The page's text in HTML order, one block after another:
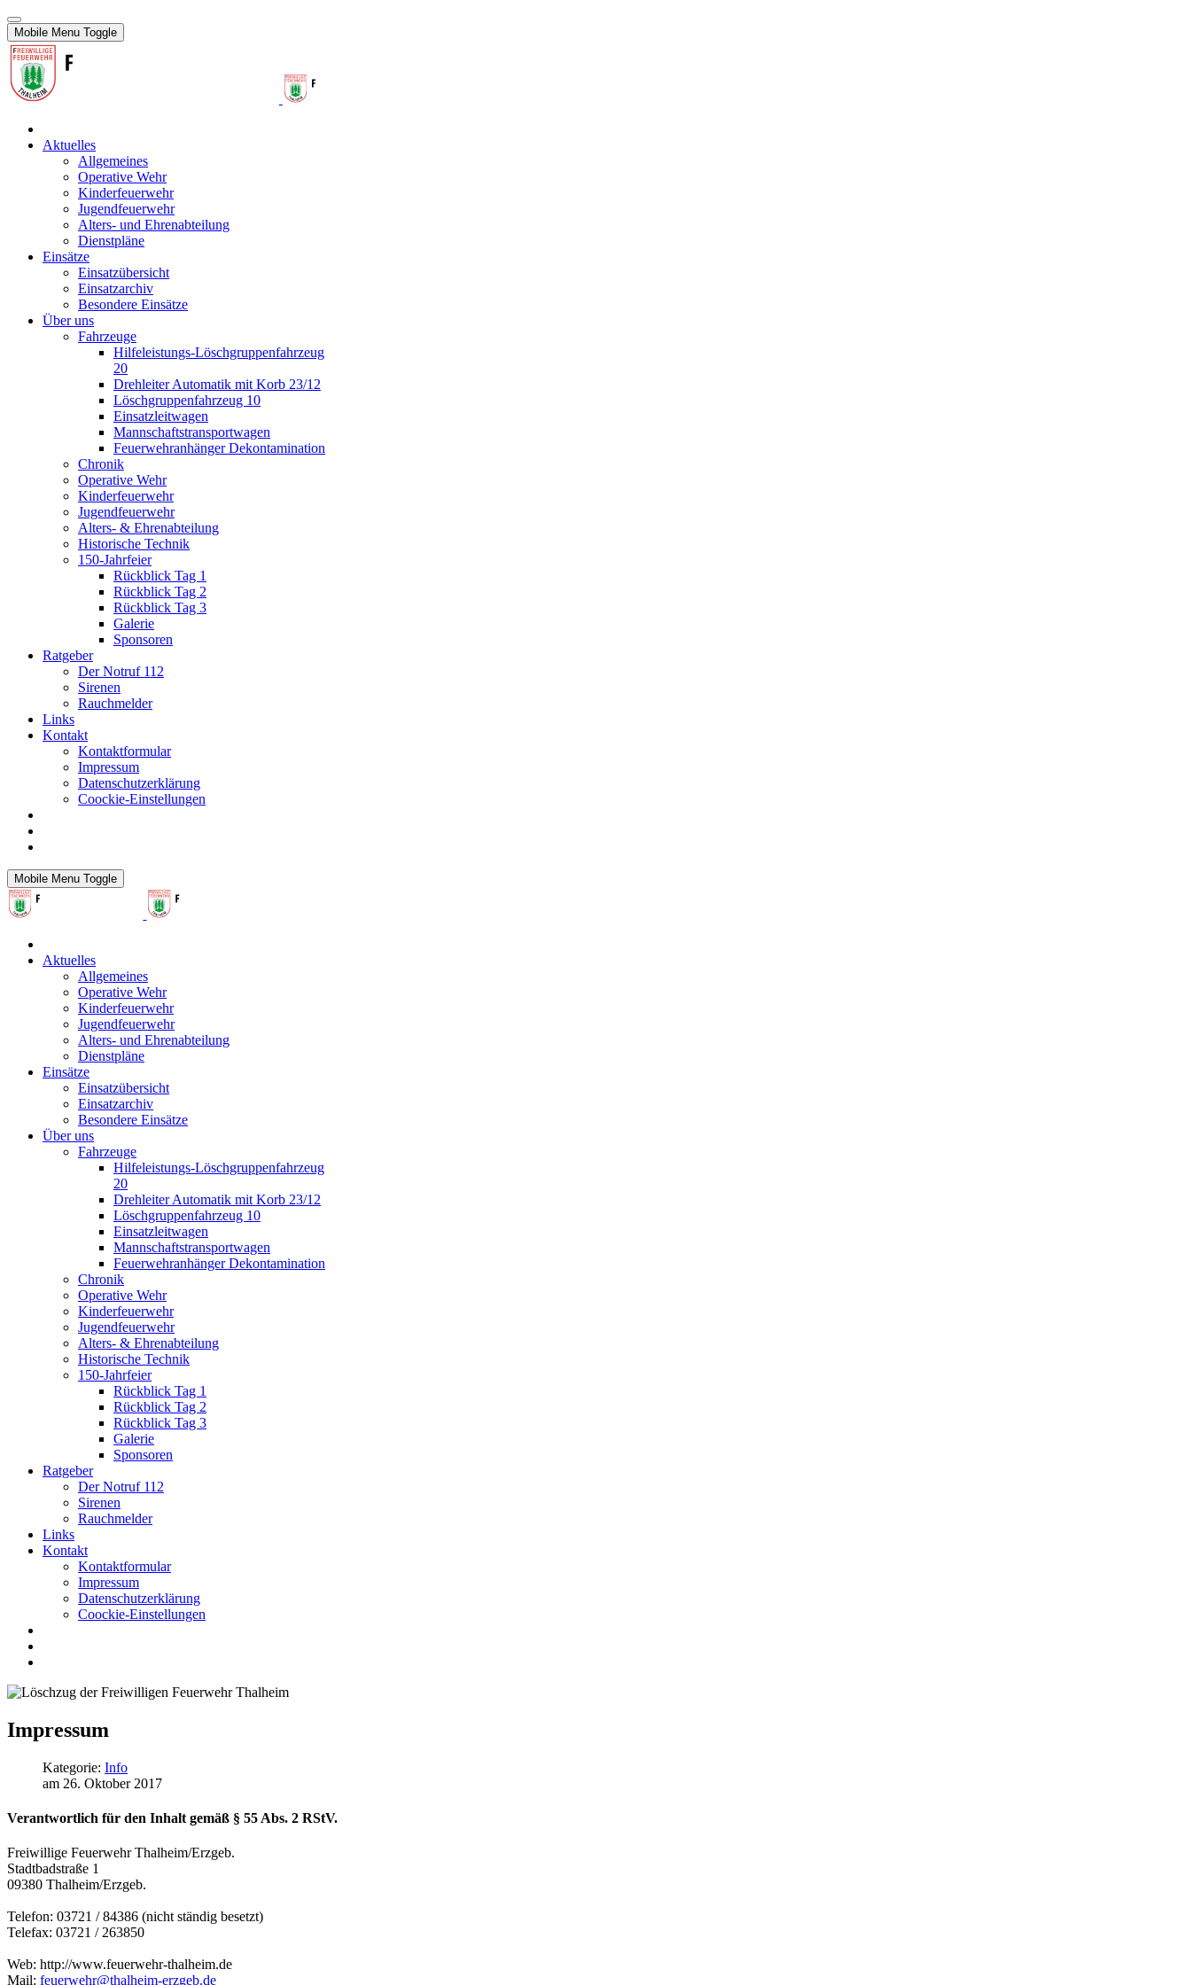
Mobile Menu Toggle
Aktuelles
Allgemeines
Operative Wehr
Kinderfeuerwehr
Jugendfeuerwehr
Alters- und Ehrenabteilung
Dienstpläne
Einsätze
Einsatzübersicht
Einsatzarchiv
Besondere Einsätze
Über uns
Fahrzeuge
Hilfeleistungs-Löschgruppenfahrzeug
20
Drehleiter Automatik mit Korb 23/12
Löschgruppenfahrzeug 10
Einsatzleitwagen
Mannschaftstransportwagen
Feuerwehranhänger Dekontamination
Chronik
Operative Wehr
Kinderfeuerwehr
Jugendfeuerwehr
Alters- & Ehrenabteilung
Historische Technik
150-Jahrfeier
Rückblick Tag 1
Rückblick Tag 2
Rückblick Tag 3
Galerie
Sponsoren
Ratgeber
Der Notruf 112
Sirenen
Rauchmelder
Links
Kontakt
Kontaktformular
Impressum
Datenschutzerklärung
Coockie-Einstellungen
Mobile Menu Toggle
Aktuelles
Allgemeines
Operative Wehr
Kinderfeuerwehr
Jugendfeuerwehr
Alters- und Ehrenabteilung
Dienstpläne
Einsätze
Einsatzübersicht
Einsatzarchiv
Besondere Einsätze
Über uns
Fahrzeuge
Hilfeleistungs-Löschgruppenfahrzeug
20
Drehleiter Automatik mit Korb 23/12
Löschgruppenfahrzeug 10
Einsatzleitwagen
Mannschaftstransportwagen
Feuerwehranhänger Dekontamination
Chronik
Operative Wehr
Kinderfeuerwehr
Jugendfeuerwehr
Alters- & Ehrenabteilung
Historische Technik
150-Jahrfeier
Rückblick Tag 1
Rückblick Tag 2
Rückblick Tag 3
Galerie
Sponsoren
Ratgeber
Der Notruf 112
Sirenen
Rauchmelder
Links
Kontakt
Kontaktformular
Impressum
Datenschutzerklärung
Coockie-Einstellungen
Impressum
Kategorie: Info
am 26. Oktober 2017
Verantwortlich für den Inhalt gemäß § 55 Abs. 2 RStV.
Freiwillige Feuerwehr Thalheim/Erzgeb.
Stadtbadstraße 1
09380 Thalheim/Erzgeb.
Telefon: 03721 / 84386 (nicht ständig besetzt)
Telefax: 03721 / 263850
Web: http://www.feuerwehr-thalheim.de
Mail: feuerwehr@thalheim-erzgeb.de